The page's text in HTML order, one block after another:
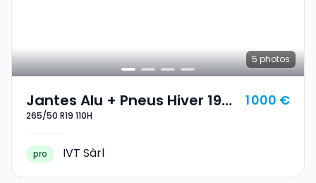
5 photos
Jantes Alu + Pneus Hiver 19
265/50 R19 110H
265/50 R19 110H
1 000 €
pro IVT Sàrl